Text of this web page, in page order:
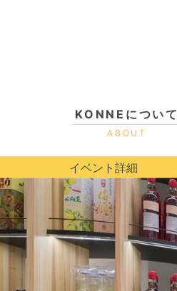
KONNEについて
ABOUT
イベント詳細